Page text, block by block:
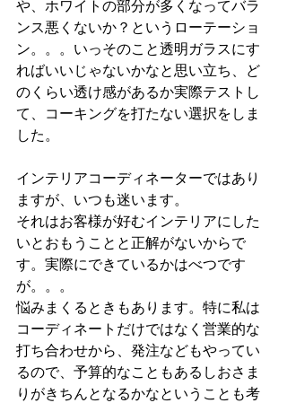
や、ホワイトの部分が多くなってバラ
ンス悪くないか？というローテーショ
ン。。。いっそのこと透明ガラスにす
ればいいじゃないかなと思い立ち、ど
のくらい透け感があるか実際テストし
て、コーキングを打たない選択をしま
した。
インテリアコーディネーターではあり
ますが、いつも迷います。
それはお客様が好むインテリアにした
いとおもうことと正解がないからで
す。実際にできているかはべつです
が。。。
悩みまくるときもあります。特に私は
コーディネートだけではなく営業的な
打ち合わせから、発注などもやってい
るので、予算的なこともあるしおさま
りがきちんとなるかなということも考